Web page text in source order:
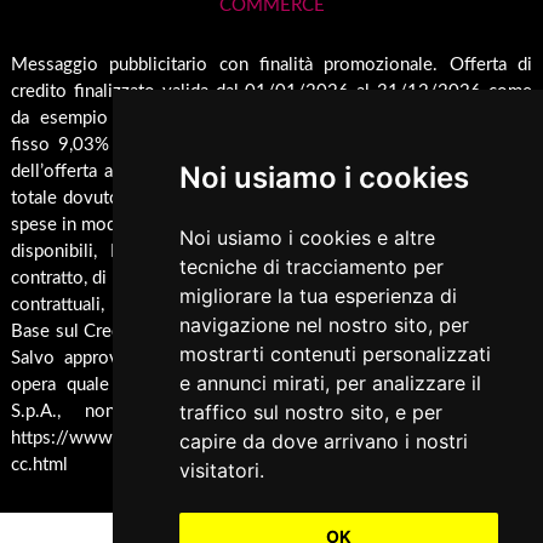
Noi usiamo i cookies
Noi usiamo i cookies e altre
tecniche di tracciamento per
migliorare la tua esperienza di
navigazione nel nostro sito, per
mostrarti contenuti personalizzati
e annunci mirati, per analizzare il
traffico sul nostro sito, e per
capire da dove arrivano i nostri
visitatori.
OK
Rendicondazione erogazioni pubbliche
Rivestimenti su misura
Pellet
Inserti
Caldaie
Barbecue
Cucina
Termocucina
Climatizzatori
Pannelli Solari/Bollitori/Puffer
Ricambi
Arredamento
Accessori Termoidraulici
Accessori per Forni e Bbq
Spedizione & Imballaggio
Cambio e Restituzione Merci
COMMERCE
Messaggio pubblicitario con finalità promozionale. Offerta di
credito finalizzato valida dal 01/01/2026 al 31/12/2026 come
da esempio rappresentativo: Prezzo del bene € 1000,00 Tan
fisso 9,03% Taeg 9,42%, in 24 rate da € 45,7 costi accessori
dell’offerta azzerati. Importo totale del credito € 1000. Importo
totale dovuto dal Consumatore € 1096,8. Al fine di gestire le tue
spese in modo responsabile e di conoscere eventuali altre offerte
disponibili, Findomestic ti ricorda, prima di sottoscrivere il
contratto, di prendere visione di tutte le condizioni economiche e
contrattuali, facendo riferimento alle Informazioni Europee di
Base sul Credito ai Consumatori (IEBCC) presso il punto vendita.
Salvo approvazione di Findomestic Banca S.p.A.. Trulli Camini
opera quale intermediario del credito per Findomestic Banca
S.p.A., non in esclusiva, per maggiori info cliccare
https://www.findomestic.it/landing_page/ecommerce/
cc.html